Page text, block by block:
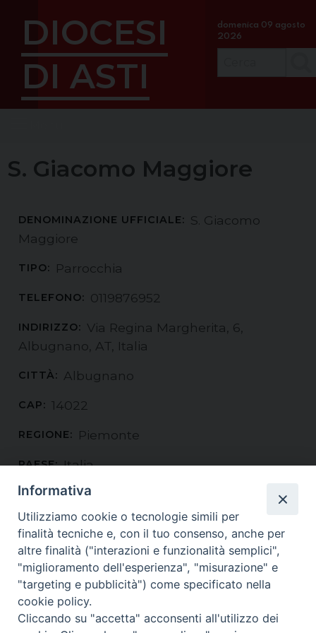
c
domenica 09 agosto
2026
DIOCESI
DI ASTI
S. Giacomo Maggiore
DENOMINAZIONE UFFICIALE: S. Giacomo
Maggiore
TIPO: Parrocchia
TELEFONO: 0119876952
INDIRIZZO: Via Regina Margherita, 6,
Albugnano, AT, Italia
CITTÀ: Albugnano
CAP: 14022
REGIONE: Piemonte
PAESE: Italia
Incarichi
Trabucco Padre Pietro: Amministratore
parrocchiale
Orari Sante Messe da Pmap
Episcopio (Benevento)
Dati non disponibili
Informativa
Utilizziamo cookie o tecnologie simili per
finalità tecniche e, con il tuo consenso, anche per
altre finalità ("interazioni e funzionalità semplici",
"miglioramento dell'esperienza", "misurazione" e
"targeting e pubblicità") come specificato nella
cookie policy.
Cliccando su "accetta" acconsenti all'utilizzo dei